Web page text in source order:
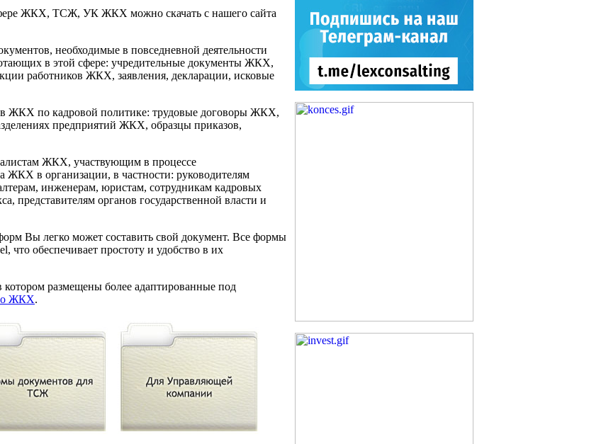
ЖКХ, ТСЖ, УК ЖКХ можно скачать с нашего сайта
необходимые в повседневной деятельности
в этой сфере: учредительные документы ЖКХ,
работников ЖКХ, заявления, декларации, исковые
ЖКХ по кадровой политике: трудовые договоры ЖКХ,
предприятий ЖКХ, образцы приказов,
ЖКХ, участвующим в процессе
ЖКХ в организации, в частности: руководителям
инженерам, юристам, сотрудникам кадровых
представителям органов государственной власти и
Вы легко может составить свой документ. Все формы
обеспечивает простоту и удобство в их
размещены более адаптированные под
ЖКХ.